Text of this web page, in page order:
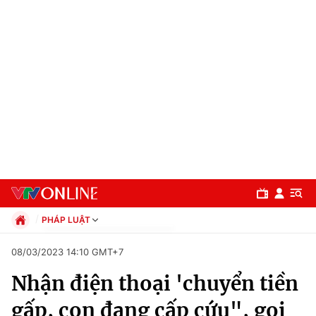
Chuyên mục
PHÁP LUẬT
Xã hội
Pháp luật
Kinh tế
08/03/2023 14:10 GMT+7
Nhận điện thoại 'chuyển tiền
gấp, con đang cấp cứu", gọi